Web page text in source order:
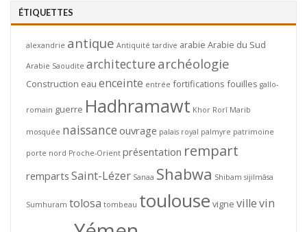
ÉTIQUETTES
alexandrie antique Antiquité tardive arabie Arabie du Sud
Arabie Saoudite architecture archéologie
Construction eau enceinte entrée fortifications fouilles gallo-
romain guerre Hadhramawt Khor Rorî Marib
mosquée naissance ouvrage palais royal palmyre patrimoine
porte nord Proche-Orient présentation rempart
remparts Saint-Lézer Sanaa Shabwa Shibam sijilmâsa
Sumhuram tolosa tombeau toulouse vigne villevin